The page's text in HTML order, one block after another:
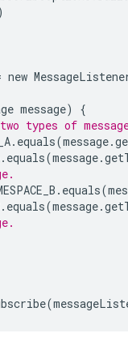
new
message)
{
types of
. equals(message.
. equals(message.
. equals(
. equals(message.
(